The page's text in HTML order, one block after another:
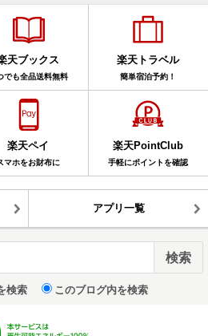
天ブックス
でも全品送料無料
楽天トラベル
簡単宿泊予約！
楽天ペイ
マホをお財布に
楽天PointClub
手軽にポイントを確認
アプリ一覧
検索 このブログ内を検索